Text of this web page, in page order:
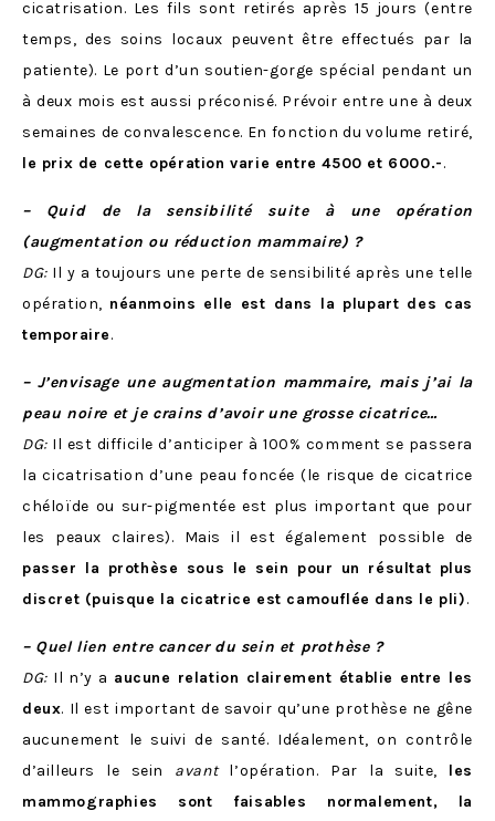
cicatrisation. Les fils sont retirés après 15 jours (entre
temps, des soins locaux peuvent être effectués par la
patiente). Le port d’un soutien-gorge spécial pendant un
à deux mois est aussi préconisé. Prévoir entre une à deux
semaines de convalescence. En fonction du volume retiré,
le prix de cette opération varie entre 4500 et 6000.-.
– Quid de la sensibilité suite à une opération
(augmentation ou réduction mammaire) ?
DG:Il y a toujours une perte de sensibilité après une telle
opération, néanmoins elle est dans la plupart des cas
temporaire.
– J’envisage une augmentation mammaire, mais j’ai la
peau noire et je crains d’avoir une grosse cicatrice…
DG: Il est difficile d’anticiper à 100% comment se passera
la cicatrisation d’une peau foncée (le risque de cicatrice
chéloïde ou sur-pigmentée est plus important que pour
les peaux claires). Mais il est également possible de
passer la prothèse sous le sein pour un résultat plus
discret (puisque la cicatrice est camouflée dans le pli).
– Quel lien entre cancer du sein et prothèse ?
DG:Il n’y a aucune relation clairement établie entre les
deux. Il est important de savoir qu’une prothèse ne gêne
aucunement le suivi de santé. Idéalement, on contrôle
d’ailleurs le sein avantl’opération. Par la suite, les
mammographies sont faisables normalement, la